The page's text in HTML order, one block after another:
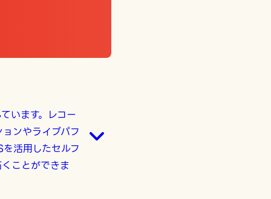
います。レコー
ンやライブパフ
活用したセルフ
ことができま